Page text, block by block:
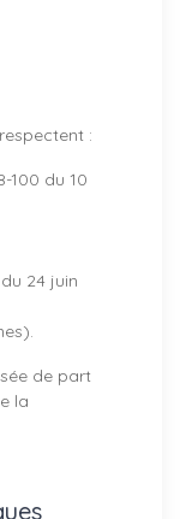
:
100 du 10
24 juin
de part
la